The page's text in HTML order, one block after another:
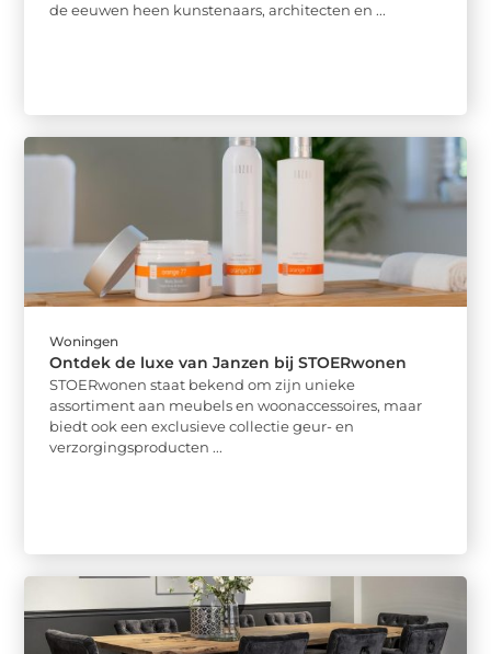
de eeuwen heen kunstenaars, architecten en ...
Woningen
Ontdek de luxe van Janzen bij STOERwonen
STOERwonen staat bekend om zijn unieke
assortiment aan meubels en woonaccessoires, maar
biedt ook een exclusieve collectie geur- en
verzorgingsproducten ...